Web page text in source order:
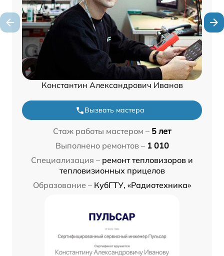
Константин Александрович Иванов
Вызвать мастера
Стаж работы мастером – 5 лет
Выполнено ремонтов – 1 010
Специализация – ремонт тепловизоров и
тепловизионных прицелов
Образование – КубГТУ, «Радиотехника»